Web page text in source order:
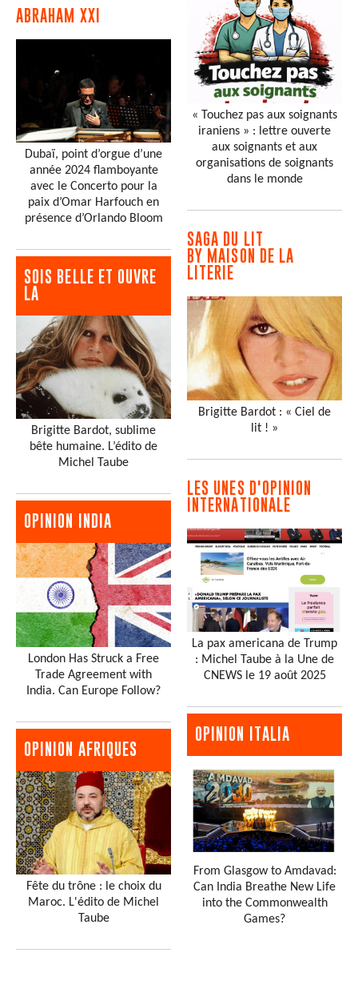
ABRAHAM XXI
Dubaï, point d’orgue d’une
année 2024 flamboyante
avec le Concerto pour la
paix d’Omar Harfouch en
présence d’Orlando Bloom
SOIS BELLE ET OUVRE
LA
Brigitte Bardot, sublime
bête humaine. L’édito de
Michel Taube
OPINION INDIA
London Has Struck a Free
Trade Agreement with
India. Can Europe Follow?
OPINION AFRIQUES
Fête du trône : le choix du
Maroc. L'édito de Michel
Taube
« Touchez pas aux soignants
iraniens » : lettre ouverte
aux soignants et aux
organisations de soignants
dans le monde
SAGA DU LIT
BY MAISON DE LA
LITERIE
Brigitte Bardot : « Ciel de
lit ! »
LES UNES D'OPINION
INTERNATIONALE
La pax americana de Trump
: Michel Taube à la Une de
CNEWS le 19 août 2025
OPINION ITALIA
From Glasgow to Amdavad:
Can India Breathe New Life
into the Commonwealth
Games?